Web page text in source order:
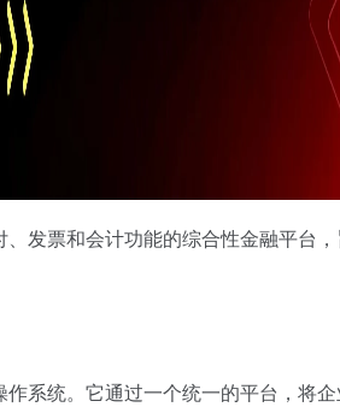
发票和会计功能的综合性金融平台
系统。它通过一个统一的平台，将